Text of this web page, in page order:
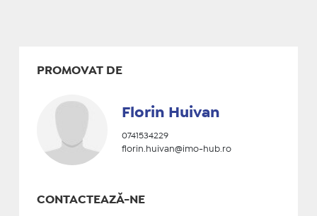
PROMOVAT DE
Florin Huivan
0741534229
florin.huivan@imo-hub.ro
CONTACTEAZĂ-NE